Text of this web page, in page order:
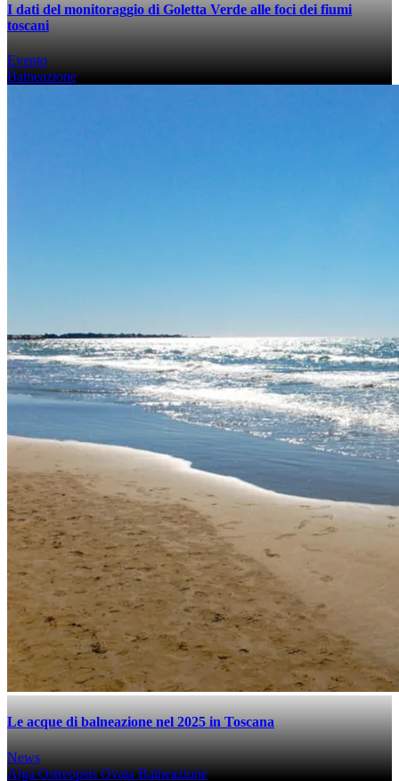
I dati del monitoraggio di Goletta Verde alle foci dei fiumi
toscani
Evento
Balneazione
Le acque di balneazione nel 2025 in Toscana
News
Alga Ostreopsis OvataBalneazione